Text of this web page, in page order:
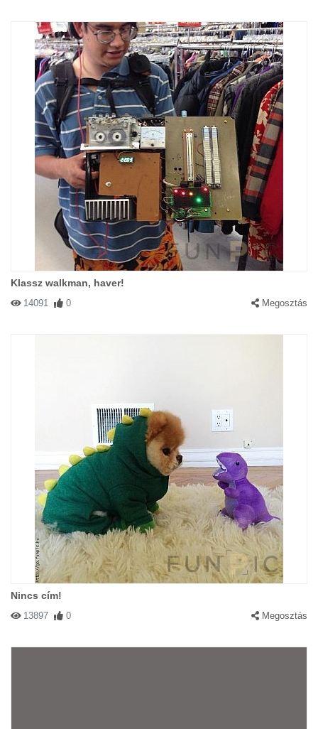
Klassz walkman, haver!
14091 0 Megosztás
Nincs cím!
13897 0 Megosztás